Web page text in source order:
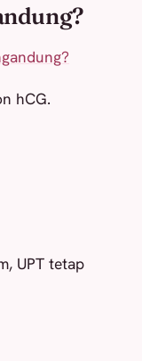
hCG.
UPT tetap